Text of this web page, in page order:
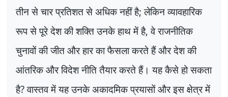
तीन से चार प्रतिशत से अधिक नहीं है;लेकिन व्यावहारिक
रूप से पूरे देश की शक्ति उनके हाथ में है,वे राजनीतिक
चुनावों की जीत और हार का फैसला करते हैं और देश की
आंतरिक और विदेश नीति तैयार करते हैं। यह कैसे हो सकता
है?वास्तव में यह उनके अकादमिक प्रयासों और इस क्षेत्र में